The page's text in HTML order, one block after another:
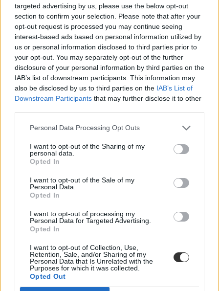
targeted advertising by us, please use the below opt-out
section to confirm your selection. Please note that after your
opt-out request is processed you may continue seeing
interest-based ads based on personal information utilized by
us or personal information disclosed to third parties prior to
your opt-out. You may separately opt-out of the further
disclosure of your personal information by third parties on the
IAB’s list of downstream participants. This information may
also be disclosed by us to third parties on the IAB’s List of
Downstream Participants that may further disclose it to other
Personal Data Processing Opt Outs
I want to opt-out of the Sharing of my
personal data.
Opted In
I want to opt-out of the Sale of my
Personal Data.
Opted In
I want to opt-out of processing my
Personal Data for Targeted Advertising.
Opted In
I want to opt-out of Collection, Use,
Retention, Sale, and/or Sharing of my
Personal Data that Is Unrelated with the
Purposes for which it was collected.
Opted Out
Meglepetés: Szombathelyen is lesz ELTE
A nehézségekkel küzdő szombathelyi egyetem beolvad az Eötvös
államtitkár.
Felsőoktatás